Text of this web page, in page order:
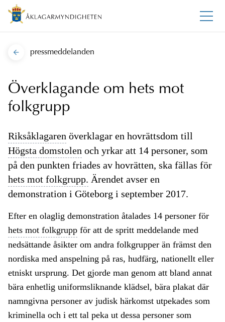
pressmeddelanden
Överklagande om hets mot
folkgrupp
Riksåklagaren överklagar en hovrättsdom till
Högsta domstolen och yrkar att 14 personer, som
på den punkten friades av hovrätten, ska fällas för
hets mot folkgrupp. Ärendet avser en
demonstration i Göteborg i september 2017.
Efter en olaglig demonstration åtalades 14 personer för
hets mot folkgrupp för att de spritt meddelande med
nedsättande åsikter om andra folkgrupper än främst den
nordiska med anspelning på ras, hudfärg, nationellt eller
etniskt ursprung. Det gjorde man genom att bland annat
bära enhetlig uniformsliknande klädsel, bära plakat där
namngivna personer av judisk härkomst utpekades som
kriminella och i ett tal peka ut dessa personer som